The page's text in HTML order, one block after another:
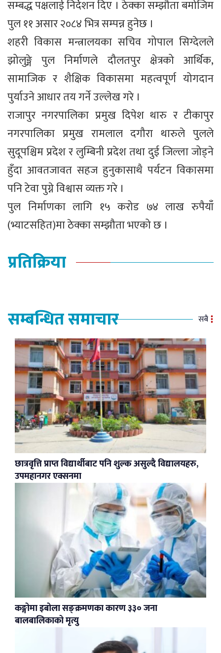
सम्बद्ध पक्षलाई निर्देशन दिए । ठेक्का सम्झौता बमोजिम
पुल ११ असार २०८४ भित्र सम्पन्न हुनेछ ।
शहरी विकास मन्त्रालयका सचिव गोपाल सिग्देलले
झोलुङ्गे पुल निर्माणले दौलतपुर क्षेत्रको आर्थिक,
सामाजिक र शैक्षिक विकासमा महत्वपूर्ण योगदान
पुर्याउने आधार तय गर्ने उल्लेख गरे ।
राजापुर नगरपालिका प्रमुख दिपेश थारु र टीकापुर
नगरपालिका प्रमुख रामलाल दगौरा थारुले पुलले
सुदूपश्चिम प्रदेश र लुम्बिनी प्रदेश तथा दुई जिल्ला जोड्ने
हुँदा आवतजावत सहज हुनुकासाथै पर्यटन विकासमा
पनि टेवा पुग्ने विश्वास व्यक्त गरे ।
पुल निर्माणका लागि १५ करोड ७४ लाख रुपैयाँ
(भ्याटसहित)मा ठेक्का सम्झौता भएको छ ।
प्रतिक्रिया
सम्बन्धित समाचार सबै
छात्रवृत्ति प्राप्त विद्यार्थीबाट पनि शुल्क असुल्दै विद्यालयहरु,
उपमहानगर एक्सनमा
कङ्गोमा इबोला सङ्क्रमणका कारण ३३० जना
बालबालिकाको मृत्यु